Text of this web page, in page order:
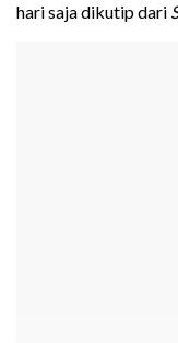
hari saja dikutip dari